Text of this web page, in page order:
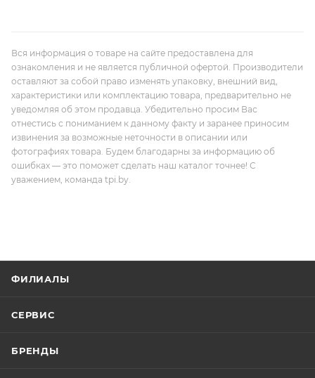
Вся информация о товаре на сайте предоставлена для
ознакомления и не является публичной офертой. Производители
оставляют за собой право изменять упаковку, внешний вид,
характеристики или комплектацию товара, предварительно не
уведомляя об этом продавца. Убедительно просим Вас
отнестись с пониманием к данному факту и заранее приносим
извинения за возможные неточности в описании или
фотографиях товара. Будем благодарны за информацию об
ошибках — это поможет сделать наш каталог точнее! С
уважением, команда tpi.by.
ФИЛИАЛЫ
СЕРВИС
БРЕНДЫ